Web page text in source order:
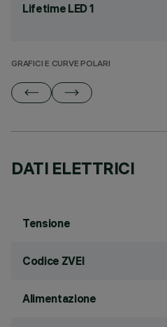
Lifetime LED 1
GRAFICI E CURVE POLARI
DATI ELETTRICI
Tensione
Codice ZVEI
Alimentazione